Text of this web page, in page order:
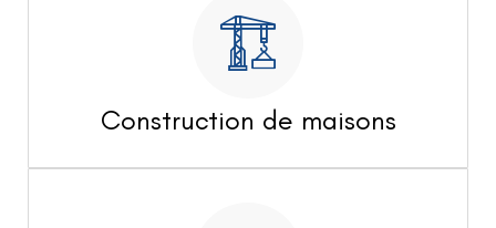
Construction de maisons